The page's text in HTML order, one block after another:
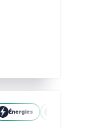
Énergies